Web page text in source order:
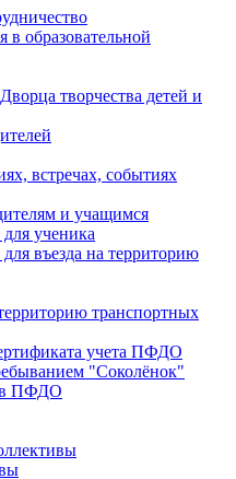
в образовательной
творчества детей и
встречах, событиях
и учащимся
ученика
въезда на территорию
транспортных
учета ПФДО
"Соколёнок"
в ПФДО